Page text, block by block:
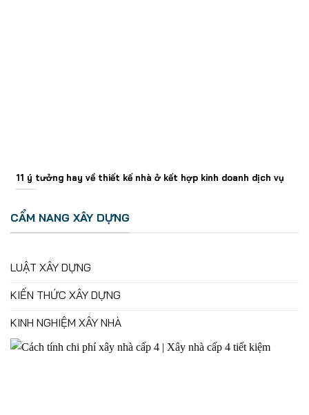
11 ý tưởng hay về thiết kế nhà ở kết hợp kinh doanh dịch vụ
CẨM NANG XÂY DỰNG
LUẬT XÂY DỰNG
KIẾN THỨC XÂY DỰNG
KINH NGHIỆM XÂY NHÀ